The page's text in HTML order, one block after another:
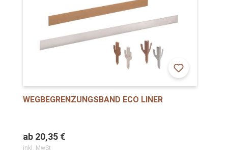
WEGBEGRENZUNGSBAND ECO LINER
ab 20,35 €
inkl. MwSt